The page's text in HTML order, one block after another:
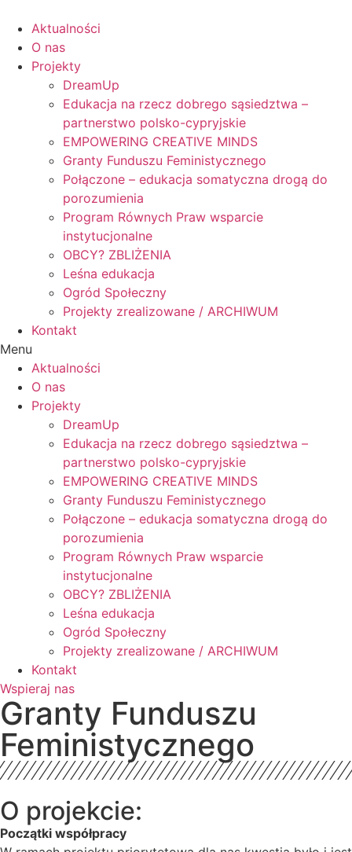
content
Aktualności
O nas
Projekty
DreamUp
Edukacja na rzecz dobrego sąsiedztwa –
partnerstwo polsko-cypryjskie
EMPOWERING CREATIVE MINDS
Granty Funduszu Feministycznego
Połączone – edukacja somatyczna drogą do
porozumienia
Program Równych Praw wsparcie
instytucjonalne
OBCY? ZBLIŻENIA
Leśna edukacja
Ogród Społeczny
Projekty zrealizowane / ARCHIWUM
Kontakt
Menu
Aktualności
O nas
Projekty
DreamUp
Edukacja na rzecz dobrego sąsiedztwa –
partnerstwo polsko-cypryjskie
EMPOWERING CREATIVE MINDS
Granty Funduszu Feministycznego
Połączone – edukacja somatyczna drogą do
porozumienia
Program Równych Praw wsparcie
instytucjonalne
OBCY? ZBLIŻENIA
Leśna edukacja
Ogród Społeczny
Projekty zrealizowane / ARCHIWUM
Kontakt
Wspieraj nas
Granty Funduszu
Feministycznego
O projekcie:
Początki współpracy